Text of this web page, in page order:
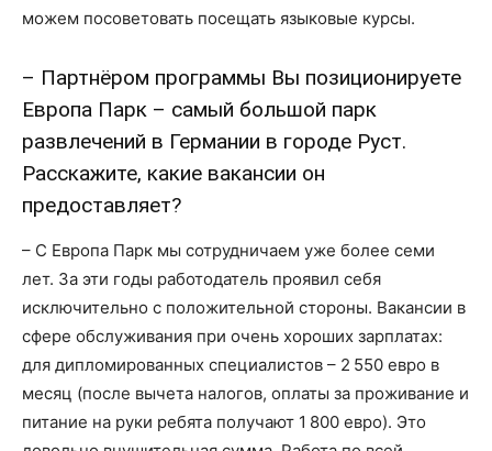
можем посоветовать посещать языковые курсы.
– Партнёром программы Вы позиционируете
Европа Парк – самый большой парк
развлечений в Германии в городе Руст.
Расскажите, какие вакансии он
предоставляет?
– С Европа Парк мы сотрудничаем уже более семи
лет. За эти годы работодатель проявил себя
исключительно с положительной стороны. Вакансии в
сфере обслуживания при очень хороших зарплатах:
для дипломированных специалистов – 2 550 евро в
месяц (после вычета налогов, оплаты за проживание и
питание на руки ребята получают 1 800 евро). Это